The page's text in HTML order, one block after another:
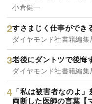
小倉健一
すさまじく仕事ができ
ダイヤモンド社書籍編集
老後にダントツで後悔
ダイヤモンド社書籍編集
「私は被害者なのよ
両断した医師の言葉【